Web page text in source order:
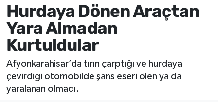
Hurdaya Dönen Araçtan
Yara Almadan
Kurtuldular
Afyonkarahisar’da tırın çarptığı ve hurdaya
çevirdiği otomobilde şans eseri ölen ya da
yaralanan olmadı.
Sağlık
Eğitim
Ekonomi